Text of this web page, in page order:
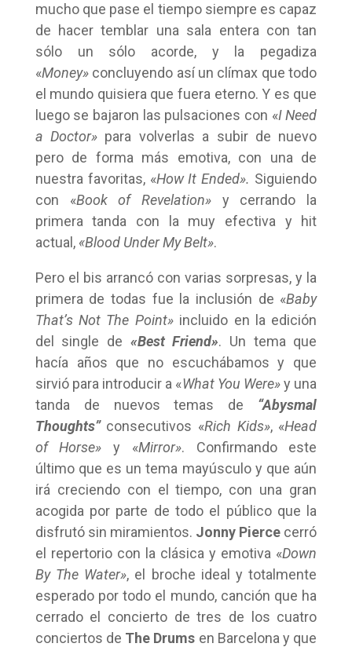
mucho que pase el tiempo siempre es capaz
de hacer temblar una sala entera con tan
sólo un sólo acorde, y la pegadiza
«Money» concluyendo así un clímax que todo
el mundo quisiera que fuera eterno. Y es que
luego se bajaron las pulsaciones con «I Need
a Doctor» para volverlas a subir de nuevo
pero de forma más emotiva, con una de
nuestra favoritas, «How It Ended». Siguiendo
con «Book of Revelation» y cerrando la
primera tanda con la muy efectiva y hit
actual, «Blood Under My Belt».
Pero el bis arrancó con varias sorpresas, y la
primera de todas fue la inclusión de «Baby
That’s Not The Point»incluido en la edición
del single de «Best Friend». Un tema que
hacía años que no escuchábamos y que
sirvió para introducir a «What You Were»y una
tanda de nuevos temas de “Abysmal
Thoughts”consecutivos «Rich Kids», «Head
of Horse» y «Mirror». Confirmando este
último que es un tema mayúsculo y que aún
irá creciendo con el tiempo, con una gran
acogida por parte de todo el público que la
disfrutó sin miramientos. Jonny Pierce cerró
el repertorio con la clásica y emotiva «Down
By The Water», el broche ideal y totalmente
esperado por todo el mundo, canción que ha
cerrado el concierto de tres de los cuatro
conciertos de The Drums en Barcelona y que